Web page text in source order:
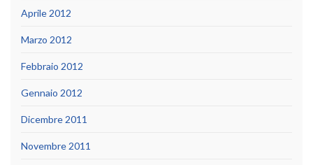
Aprile 2012
Marzo 2012
Febbraio 2012
Gennaio 2012
Dicembre 2011
Novembre 2011